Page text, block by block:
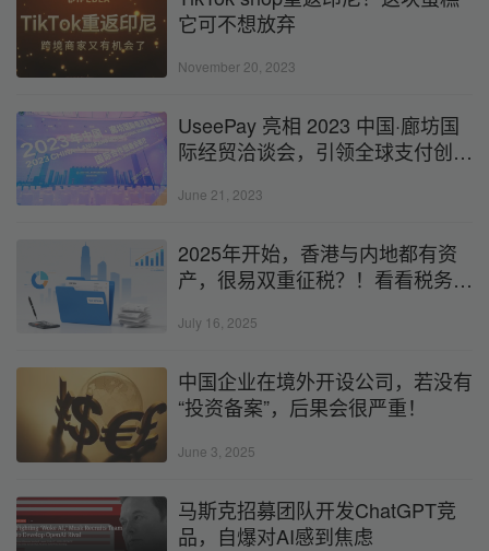
它可不想放弃
November 20, 2023
​UseePay 亮相 2023 中国·廊坊国
际经贸洽谈会，引领全球支付创新
June 21, 2023
2025年开始，香港与内地都有资
产，很易双重征税？！看看税务居
（2025合规版）
July 16, 2025
中国企业在境外开设公司，若没有
“投资备案”，后果会很严重！
June 3, 2025
马斯克招募团队开发ChatGPT竞
品，自爆对AI感到焦虑